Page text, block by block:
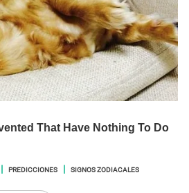
PREDICCIONES SIGNOS ZODIACALES